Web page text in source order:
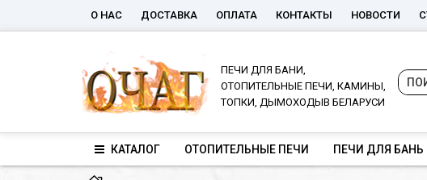
О НАС ДОСТАВКА ОПЛАТА КОНТАКТЫ НОВОСТИ
ПЕЧИ ДЛЯ БАНИ,
ОТОПИТЕЛЬНЫЕ ПЕЧИ, КАМИНЫ,
ТОПКИ, ДЫМОХОДЫВ БЕЛАРУСИ
КАТАЛОГ ОТОПИТЕЛЬНЫЕ ПЕЧИ ПЕЧИ ДЛЯ БАНЬ